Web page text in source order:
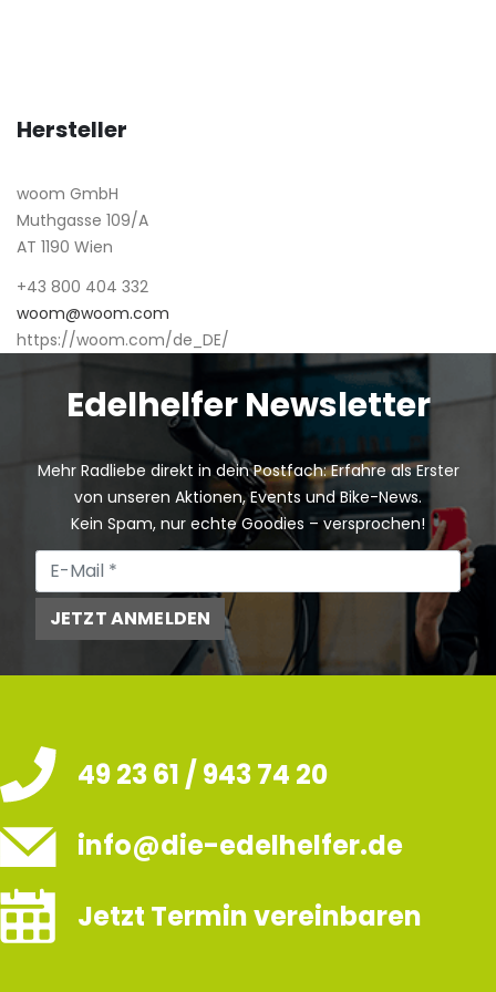
Hersteller
woom GmbH
Muthgasse 109/A
AT 1190 Wien
+43 800 404 332
woom@woom.com
https://woom.com/de_DE/
Edelhelfer Newsletter
Mehr Radliebe direkt in dein Postfach: Erfahre als Erster
von unseren Aktionen, Events und Bike-News.
Kein Spam, nur echte Goodies – versprochen!
JETZT ANMELDEN
49 23 61 / 943 74 20
info@die-edelhelfer.de
Jetzt Termin vereinbaren